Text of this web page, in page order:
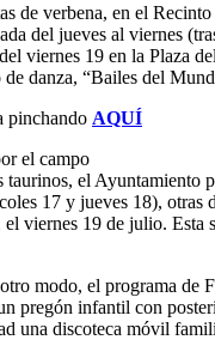
de verbena, en el
del jueves al viernes
viernes 19 en la Plaza
de danza, “Bailes del
pinchando AQUÍ
el campo
el Ayuntamiento
17 y jueves 18),
el viernes 19 de julio.
modo, el programa de
pregón infantil con
una discoteca móvil